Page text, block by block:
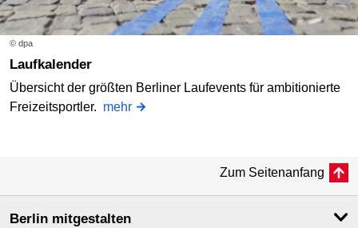
© dpa
Laufkalender
Übersicht der größten Berliner Laufevents für ambitionierte
Freizeitsportler. mehr
Zum Seitenanfang
Berlin mitgestalten